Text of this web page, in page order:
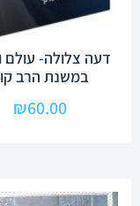
דעה צלולה- עולם
במשנת הרב
₪60.00